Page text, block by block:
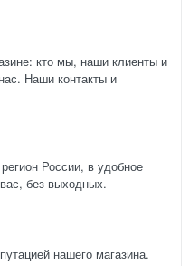
кто мы, наши клиенты и
Наши контакты и
России, в удобное
без выходных.
нашего магазина.